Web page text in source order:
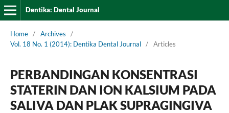
Dentika: Dental Journal
Home / Archives
/
Vol. 18 No. 1 (2014): Dentika Dental Journal / Articles
PERBANDINGAN KONSENTRASI
STATERIN DAN ION KALSIUM PADA
SALIVA DAN PLAK SUPRAGINGIVA